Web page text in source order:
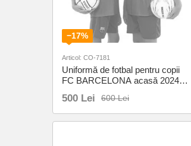
−17%
Articol: CO-7181
Uniformă de fotbal pentru copii
FC BARCELONA acasă 2024
600 Lei
500 Lei